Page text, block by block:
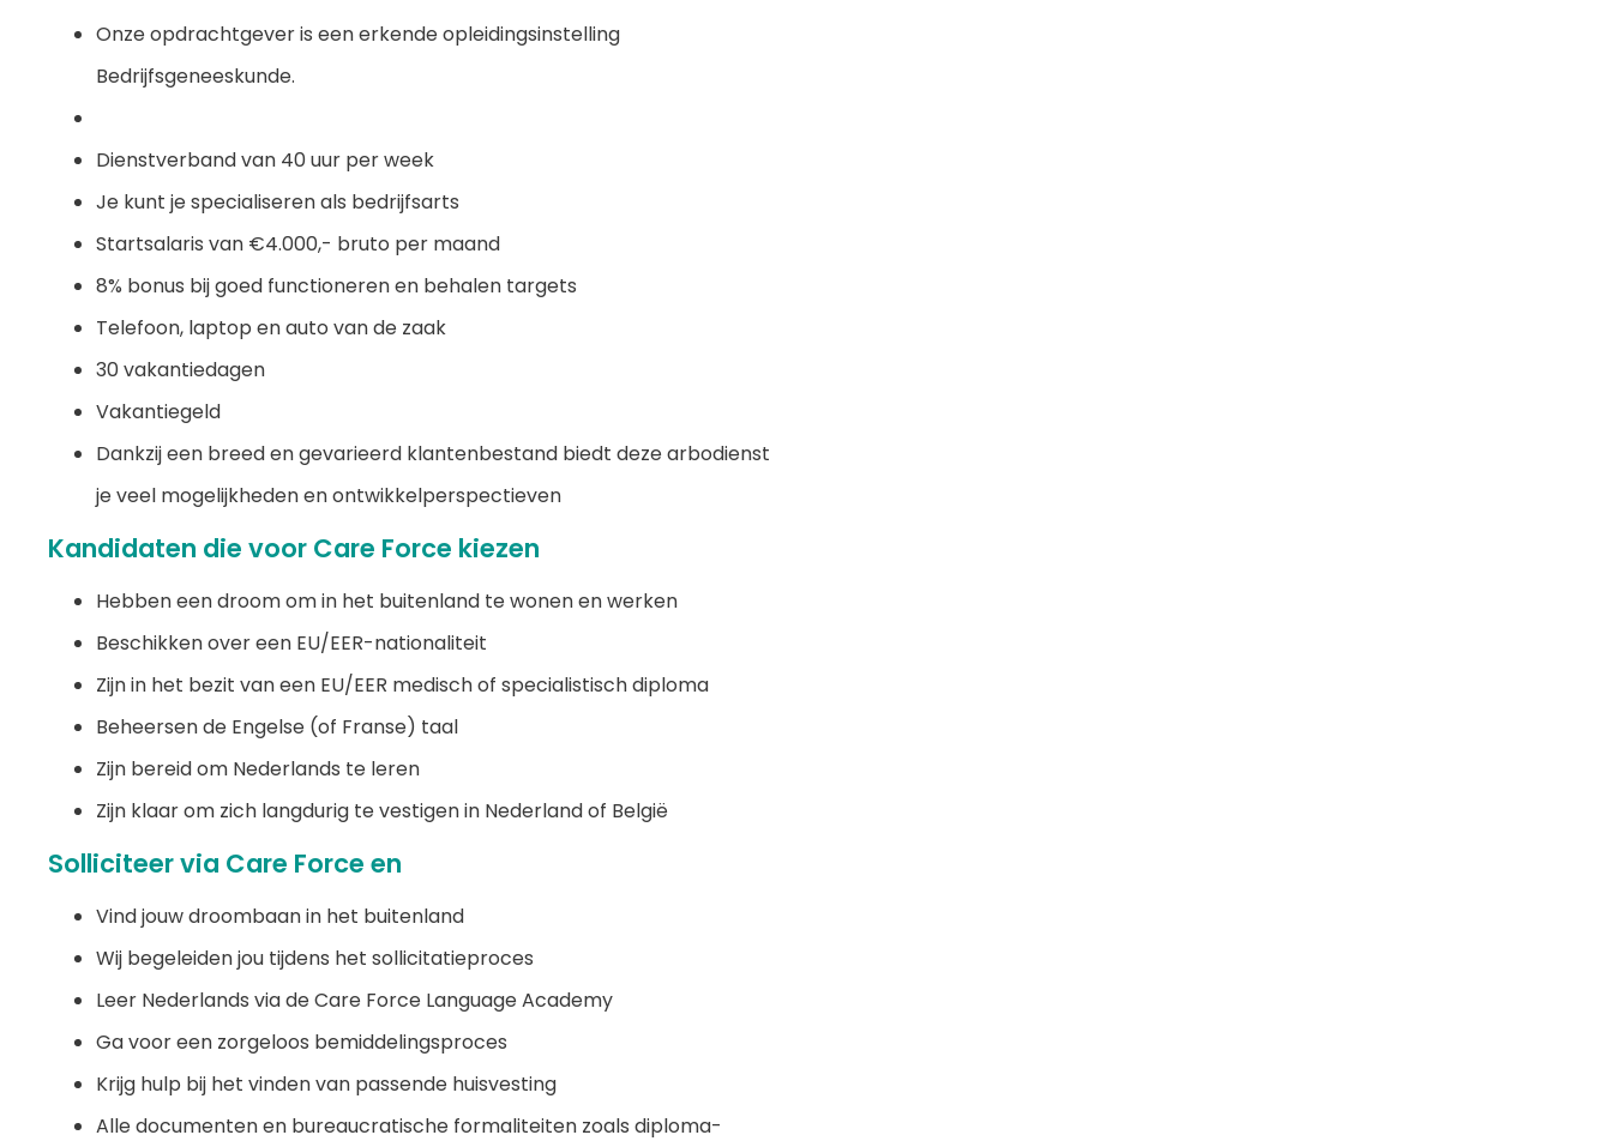
Onze opdrachtgever is een erkende opleidingsinstelling
Bedrijfsgeneeskunde.
Dienstverband van 40 uur per week
Je kunt je specialiseren als bedrijfsarts
Startsalaris van €4.000,- bruto per maand
8% bonus bij goed functioneren en behalen targets
Telefoon, laptop en auto van de zaak
30 vakantiedagen
Vakantiegeld
Dankzij een breed en gevarieerd klantenbestand biedt deze arbodienst
je veel mogelijkheden en ontwikkelperspectieven
Kandidaten die voor Care Force kiezen
Hebben een droom om in het buitenland te wonen en werken
Beschikken over een EU/EER-nationaliteit
Zijn in het bezit van een EU/EER medisch of specialistisch diploma
Beheersen de Engelse (of Franse) taal
Zijn bereid om Nederlands te leren
Zijn klaar om zich langdurig te vestigen in Nederland of België
Solliciteer via Care Force en
Vind jouw droombaan in het buitenland
Wij begeleiden jou tijdens het sollicitatieproces
Leer Nederlands via de Care Force Language Academy
Ga voor een zorgeloos bemiddelingsproces
Krijg hulp bij het vinden van passende huisvesting
Alle documenten en bureaucratische formaliteiten zoals diploma-